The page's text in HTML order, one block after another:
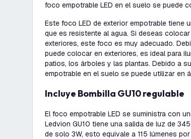
foco empotrable LED en el suelo se puede
Este foco LED de exterior empotrable tiene
que es resistente al agua. Si deseas
exteriores, este foco es muy adecuado.
puede colocar en exteriores, es ideal para
patios, los árboles y las plantas. Debido a
empotrable en el suelo se puede utilizar en
Incluye Bombilla GU10 regulable
El foco empotrable LED se suministra con
Ledvion GU10 tiene una salida de luz de
de solo 3W, esto equivale a 115 lúmenes